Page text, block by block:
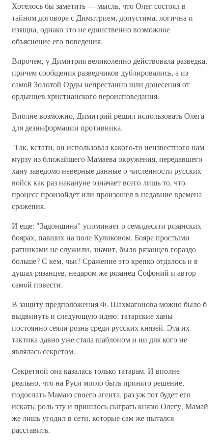
Хотелось бы заметить — мысль, что Олег состоял в
тайном договоре с Димитрием, допустима, логична и
изящна, однако это не единственно возможное
объяснение его поведения.
Впрочем, у Димитрия великолепно действовала разведка,
причем сообщения разведчиков дублировались, а из
самой Золотой Орды непрестанно шли донесения от
ордынцев христианского вероисповедания.
Вполне возможно, Димитрий решил использовать Олега
для дезинформации противника.
Так, кстати, он использовал какого-то неизвестного нам
мурзу из ближайшего Мамаева окружения, передавшего
хану заведомо неверные данные о численности русских
войск как раз накануне означает всего лишь то, что
процесс произойдет или произошел в недавние времена
сражения.
И еще: "Задонщина" упоминает о семидесяти рязанских
боярах, павших на поле Куликовом. Бояре простыми
ратниками не служили, значит, было рязанцев гораздо
больше? С кем, чьи? Сражение это крепко отдалось и в
душах рязанцев, недаром же рязанец Софоний и автор
самой повести.
В защиту предположения Ф. Шахмагонова можно было б
выдвинуть и следующую идею: татарские ханы
постоянно сеяли рознь среди русских князей. Эта их
тактика давно уже стала шаблоном и ни для кого не
являлась секретом.
Секретной она казалась только татарам. И вполне
реально, что на Руси могло быть принято решение,
подослать Мамаю своего агента, раз уж тот будет его
искать; роль эту и пришлось сыграть князю Олегу, Мамай
же лишь угодил в сети, которые сам же пытался
расставить.